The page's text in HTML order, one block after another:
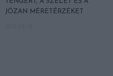
TENGERT, A SZELET ÉS A
JÓZAN MÉRETÉRZÉKET